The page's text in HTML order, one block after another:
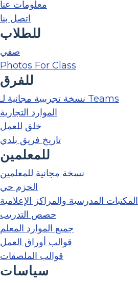
معلومات عنا
اتصل بنا
للطلاب
صفي
Photos For Class
للفرق
نسخة تجريبية مجانية لـ Teams
الموارد التجارية
خلق للعمل
تاريخ فريق بلدي
للمعلمين
نسخة مجانية للمعلمين
الحزم حي
المكتبات المدرسية والمراكز الإعلامية
حصص التدريب
جميع الموارد المعلم
قوالب أوراق العمل
قوالب الملصقات
سياسات